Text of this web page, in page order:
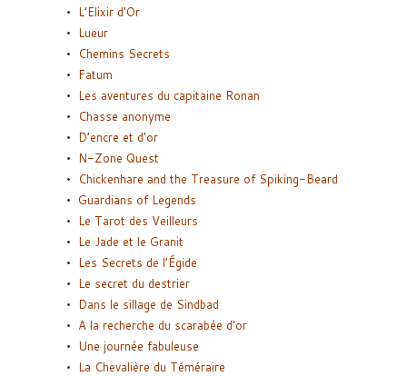
L’Elixir d’Or
Lueur
Chemins Secrets
Fatum
Les aventures du capitaine Ronan
Chasse anonyme
D’encre et d’or
N-Zone Quest
Chickenhare and the Treasure of Spiking-Beard
Guardians of Legends
Le Tarot des Veilleurs
Le Jade et le Granit
Les Secrets de l’Égide
Le secret du destrier
Dans le sillage de Sindbad
A la recherche du scarabée d’or
Une journée fabuleuse
La Chevalière du Téméraire